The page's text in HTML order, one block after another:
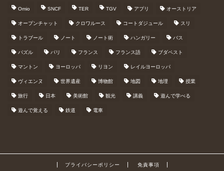
Omio SNCF TER TGV アプリ オーストリア
オープンチャット クロワルース コートダジュール スリ
トラブール ノート ノート術 ハンガリー バス
パズル パリ フランス フランス語 ブダペスト
マントン ヨーロッパ リヨン レイルヨーロッパ
ヴィエンヌ 世界遺産 博物館 地図 地理 授業
旅行 日本 美術館 観光 講義 遊んで学べる
遊んで覚える 鉄道 電車
プライバシーポリシー 免責事項